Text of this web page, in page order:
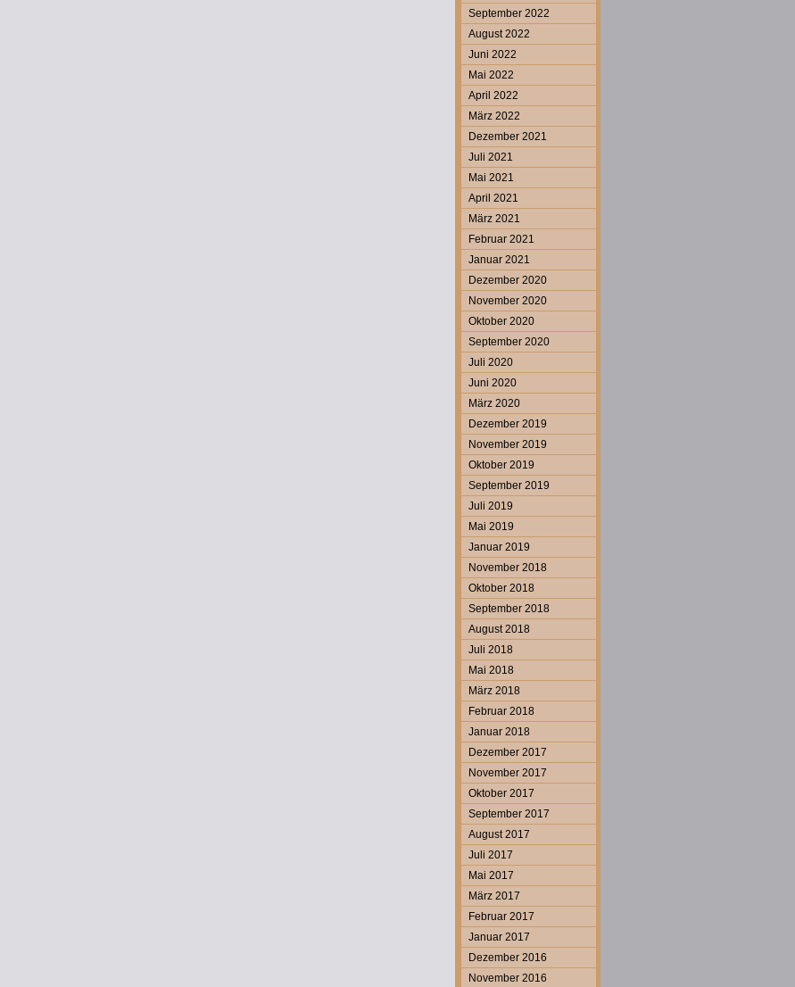
September 2022
August 2022
Juni 2022
Mai 2022
April 2022
März 2022
Dezember 2021
Juli 2021
Mai 2021
April 2021
März 2021
Februar 2021
Januar 2021
Dezember 2020
November 2020
Oktober 2020
September 2020
Juli 2020
Juni 2020
März 2020
Dezember 2019
November 2019
Oktober 2019
September 2019
Juli 2019
Mai 2019
Januar 2019
November 2018
Oktober 2018
September 2018
August 2018
Juli 2018
Mai 2018
März 2018
Februar 2018
Januar 2018
Dezember 2017
November 2017
Oktober 2017
September 2017
August 2017
Juli 2017
Mai 2017
März 2017
Februar 2017
Januar 2017
Dezember 2016
November 2016